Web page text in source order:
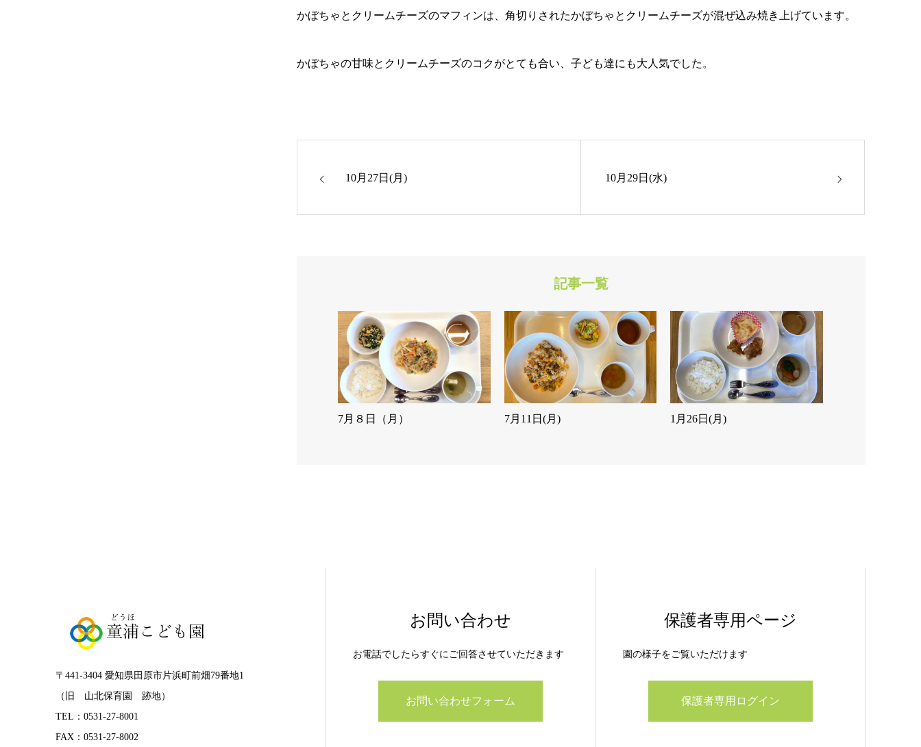
かぼちゃとクリームチーズのマフィンは、角切りされたかぼちゃとクリームチーズが混ぜ込み焼き上げています。
かぼちゃの甘味とクリームチーズのコクがとても合い、子ども達にも大人気でした。
10月27日(月) 10月29日(水)
記事一覧
7月８日（月） 7月11日(月) 1月26日(月)
〒441-3404 愛知県田原市片浜町前畑79番地1
（旧 山北保育園 跡地）
TEL：0531-27-8001
FAX：0531-27-8002
お問い合わせ
お電話でしたらすぐにご回答させていただきます
お問い合わせフォーム
保護者専用ページ
園の様子をご覧いただけます
保護者専用ログイン